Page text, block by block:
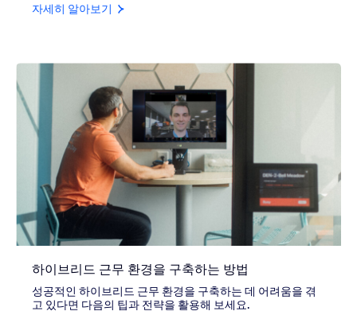
자세히 알아보기
하이브리드 근무 환경을 구축하는 방법
성공적인 하이브리드 근무 환경을 구축하는 데 어려움을 겪
고 있다면 다음의 팁과 전략을 활용해 보세요.